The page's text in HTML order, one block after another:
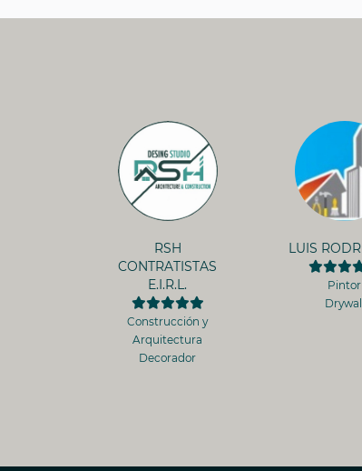
RSH
CONTRATISTAS
E.I.R.L.
Construcción y
Arquitectura
Decorador
LUIS
Pintor
Drywall